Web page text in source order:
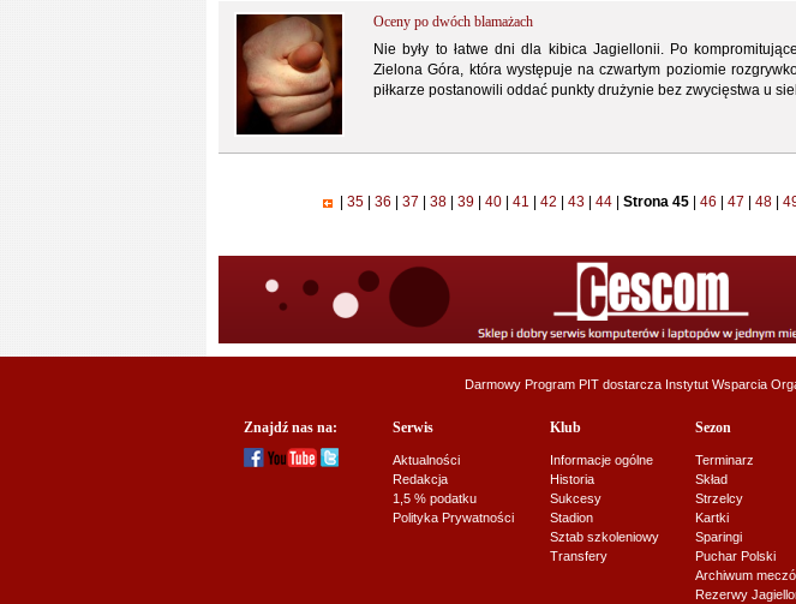
Oceny po dwóch blamażach
Nie były to łatwe dni dla kibica Jagiellonii. Po
Zielona Góra, która występuje na czwartym poziomie
piłkarze postanowili oddać punkty drużynie bez zwycięstwa u
| 35 36 37 38 39 40 41 42 43 44 Strona 45| 46 47 48
Darmowy Program PIT dostarcza Instytut Wsparcia
Znajdź nas na: Serwis
Aktualności
Redakcja
1,5 % podatku
Polityka Prywatności
Klub
Informacje ogólne
Historia
Sukcesy
Stadion
Sztab szkoleniowy
Transfery
Sezon
Terminarz
Skład
Strzelcy
Kartki
Sparingi
Puchar Polski
Archiwum
Rezerwy